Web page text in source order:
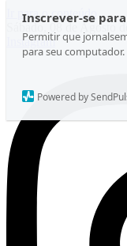
Inscrever-se
Permitir que
para seu computador.
Powered by
Ir para o conteúdo
Sábado, 08 de Agosto
Instagram